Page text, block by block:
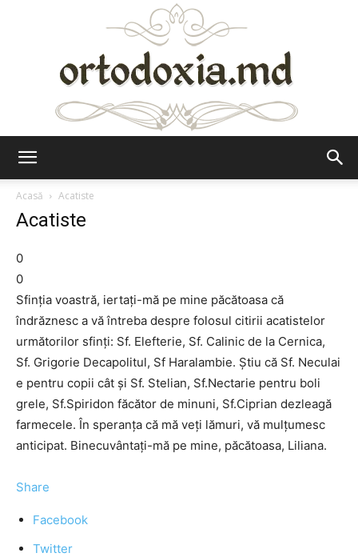
Acasă
Acatiste
Acatiste
0
0
Sfinţia voastră, iertaţi-mă pe mine păcătoasa că
îndrăznesc a vă întreba despre folosul citirii acatistelor
următorilor sfinţi: Sf. Elefterie, Sf. Calinic de la Cernica,
Sf. Grigorie Decapolitul, Sf Haralambie. Ştiu că Sf. Neculai
e pentru copii cât şi Sf. Stelian, Sf.Nectarie pentru boli
grele, Sf.Spiridon făcător de minuni, Sf.Ciprian dezleagă
farmecele. În speranţa că mă veţi lămuri, vă mulţumesc
anticipat. Binecuvântaţi-mă pe mine, păcătoasa, Liliana.
Share
Facebook
Twitter